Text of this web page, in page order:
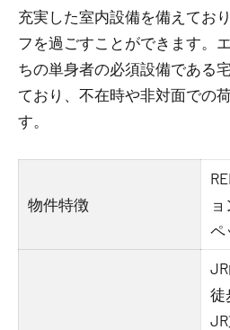
充実した室内設備を備えてお
フを過ごすことができます。
ちの単身者の必須設備である
ており、不在時や非対面での
す。
物件特徴
ペ
徒